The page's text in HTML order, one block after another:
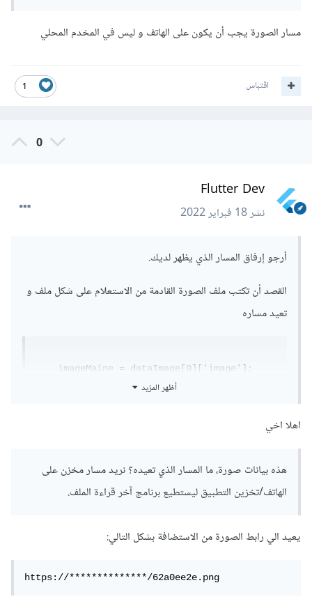
مسار الصورة يجب أن يكون على الهاتف و ليس في المخدم المحلي
1 اقتباس
0
Flutter Dev
نشر18 فبراير 2022
أرجو إرفاق المسار الذي يظهر لديك.
القصد أن تكتب ملف الصورة القادمة من الاستعلام على شكل ملف و
تعيد مساره
    imageMaine = dataImage[0]['image'];
هذه بيانات صورة، ما المسار الذي تعيده؟ نريد مسار مخزن على
الهاتف/تخزين التطبيق ليستطيع برنامج آخر قراءة الملف.
بالنسبة للمثال من توثيق المكتية، تشارك المكتبة قائمة من مسارات
أظهر المزيد
اهلا اخي
هذه بيانات صورة، ما المسار الذي تعيده؟ نريد مسار مخزن على
الهاتف/تخزين التطبيق ليستطيع برنامج آخر قراءة الملف.
يعيد الي رابط الصورة من الاستضافة بشكل التالي:
https://**************/62a0ee2e.png